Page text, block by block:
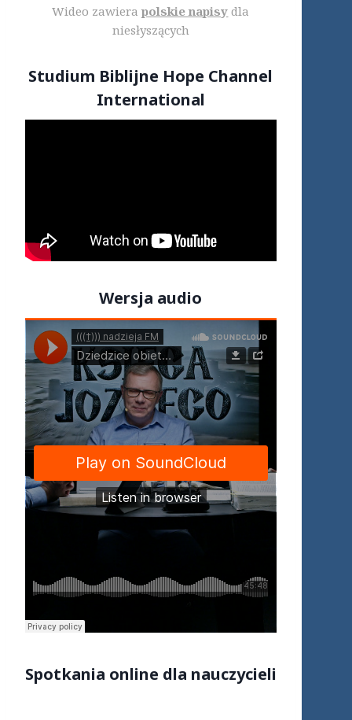
Wideo zawierapolskie napisy dla
niesłyszących
Studium Biblijne Hope Channel
International
Wersja audio
Spotkania online dla nauczycieli